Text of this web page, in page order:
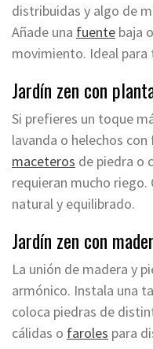
distribuidas y algo de
Añade una fuente baja
movimiento. Ideal para
Jardín zen con
Si prefieres un toque
lavanda o helechos
maceteros de piedra o
requieran mucho riego.
natural y equilibrado.
Jardín zen con
La unión de madera y
armónico. Instala una
coloca piedras de
cálidas o faroles para